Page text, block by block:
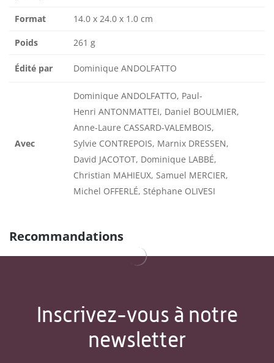
Format 14.0 x 24.0 x 1.0 cm
Poids 261 g
Édité par Dominique ANDOLFATTO
Avec
Dominique ANDOLFATTO, Paul-
Henri ANTONMATTEI, Daniel BOULMIER,
Anne-Laure CASSARD-VALEMBOIS,
Sylvie CONTREPOIS, Marnix DRESSEN,
David JACOTOT, Dominique LABBÉ,
Christian MAHIEUX, Samuel MERCIER,
Michel OFFERLÉ, Stéphane OLIVESI
Recommandations
Inscrivez-vous à notre
newsletter